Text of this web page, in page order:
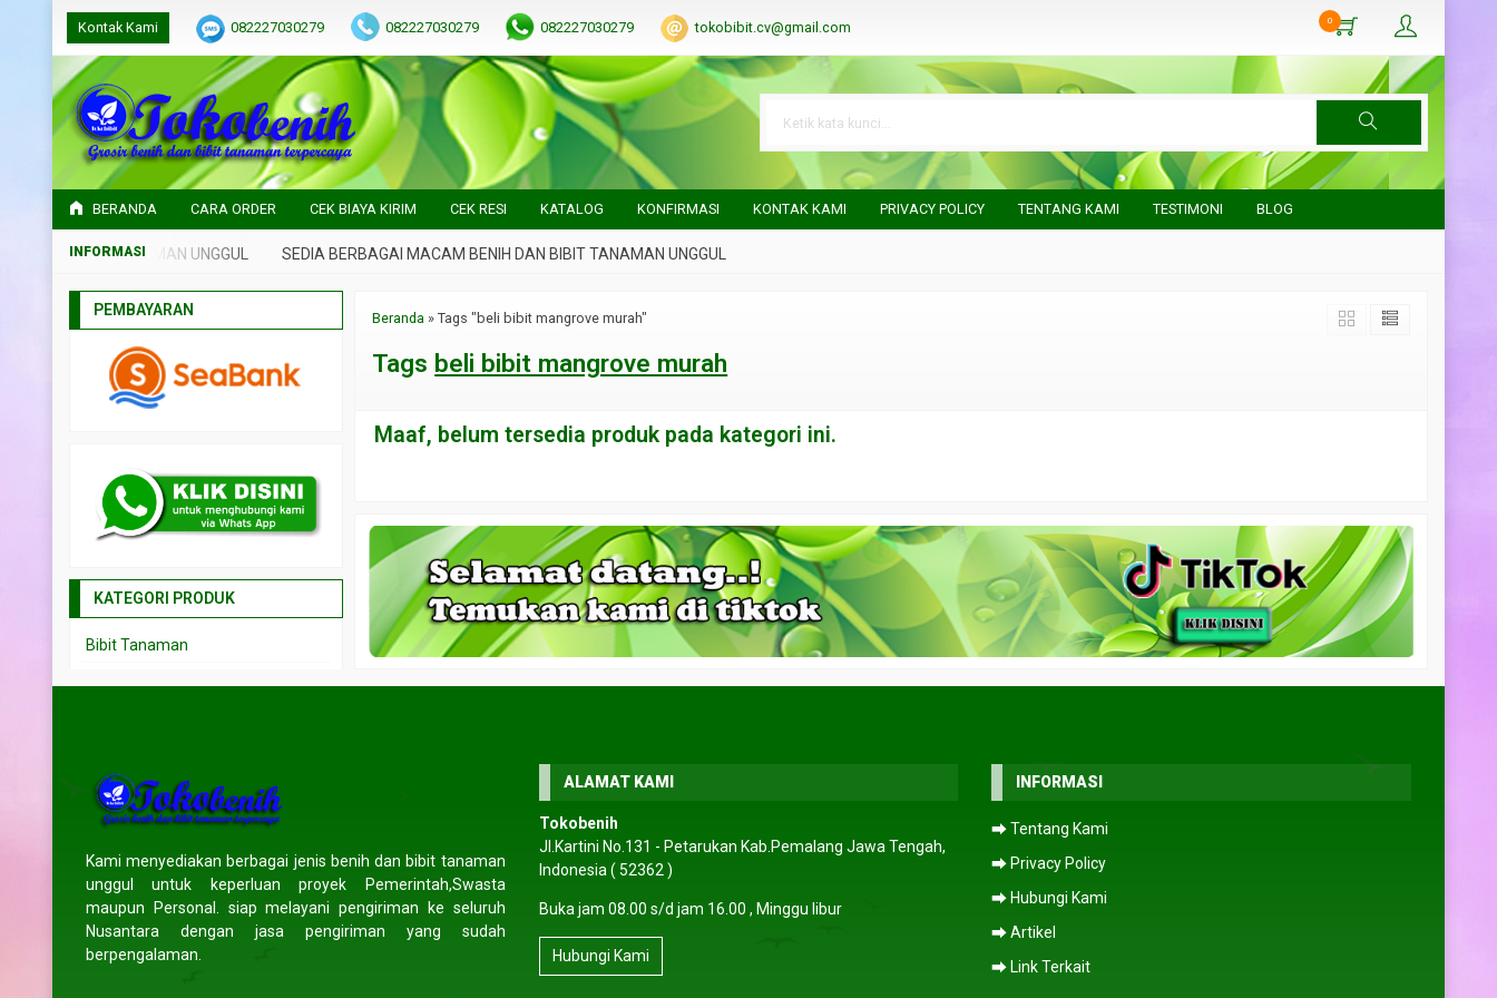
Kontak Kami 082227030279 082227030279 082227030279 tokobibit.cv@gmail.com 0
BERANDA CARA ORDER CEK BIAYA KIRIM CEK RESI KATALOG KONFIRMASI KONTAK KAMI PRIVACY POLICY TENTANG KAMI TESTIMONI BLOG
DAN BIBIT TANAMAN UNGGUL SEDIA BERBAGAI MACAM BENIH DAN BIBIT TANAMAN UNGGUL
Beranda »Tags "beli bibit mangrove murah"
Tags beli bibit mangrove murah
Maaf, belum tersedia produk pada kategori ini.
PEMBAYARAN
KATEGORI PRODUK
Bibit Tanaman
HOT ITEM!
Jual bibit trembesi
*Harga Hubungi CS
*Harga Hubungi CS
*Harga Hubungi CS
Tersedia
TESTIMONI
Kami menyediakan berbagai jenis benih dan bibit tanaman
unggul untuk keperluan proyek Pemerintah,Swasta
maupun Personal. siap melayani pengiriman ke seluruh
Nusantara dengan jasa pengiriman yang sudah
berpengalaman.
ALAMAT KAMI
Tokobenih
Jl.Kartini No.131 - Petarukan Kab.Pemalang Jawa Tengah,
Indonesia ( 52362 )
Buka jam 08.00 s/d jam 16.00 , Minggu libur
Hubungi Kami
INFORMASI
⮕ Tentang Kami
⮕ Privacy Policy
⮕ Hubungi Kami
⮕ Artikel
⮕ Link Terkait